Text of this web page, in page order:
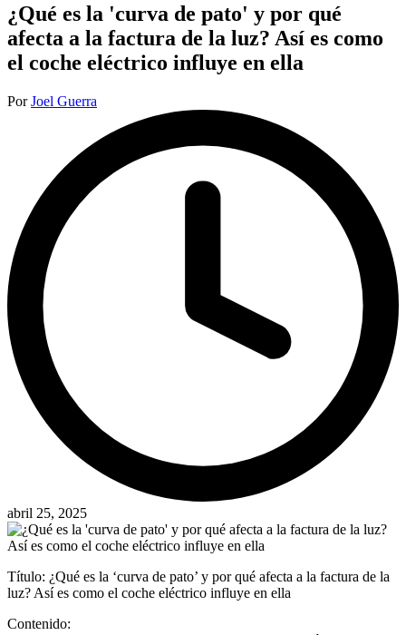
¿Qué es la 'curva de pato' y por qué
afecta a la factura de la luz? Así es como
el coche eléctrico influye en ella
Publicado
PorJoel Guerra
abril 25, 2025
Título: ¿Qué es la ‘curva de pato’ y por qué afecta a la factura de la
luz? Así es como el coche eléctrico influye en ella
Contenido: